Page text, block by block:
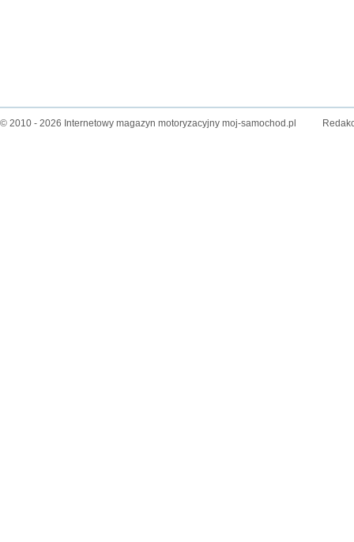
© 2010 - 2026 Internetowy magazyn motoryzacyjny moj-samochod.pl